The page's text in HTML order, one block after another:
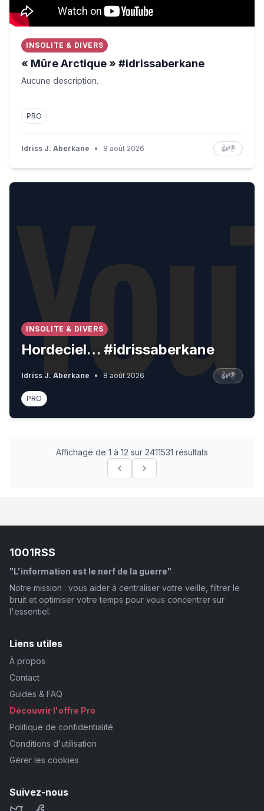
INSOLITE & DIVERS
« Mûre Arctique » #idrissaberkane
Aucune description.
PRO
Idriss J. Aberkane • 8 août 2026 👍👎
Hordeciel… #idrissaberkane
INSOLITE & DIVERS
Hordeciel… #idrissaberkane
Idriss J. Aberkane • 8 août 2026 👍👎
PRO
Affichage de 1 à 12 sur 2411531 résultats
1001RSS
"L'information est le nerf de la guerre"
Notre mission : vous aider à centraliser votre veille, filtrer le
bruit et optimiser votre temps pour vous concentrer sur
l'essentiel.
Liens utiles
À propos
Contact
Guides & FAQ
Découvrir l'offre Pro
Politique de confidentialité
Conditions d'utilisation
Gérer les cookies
Suivez-nous